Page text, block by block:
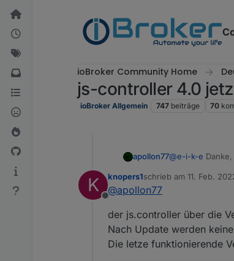
Weiter zum Inhalt
ioBroker Community Home
js-controller 4.0
ioBroker Allgemein 747 beiträge 70
apollon77@e-i-k-e
K
Offline
knopers1schrieb am 11. Feb.
zuletzt editiert von
@apollon77
der js.controller über die
Nach Update werden
Die letze funktionierende